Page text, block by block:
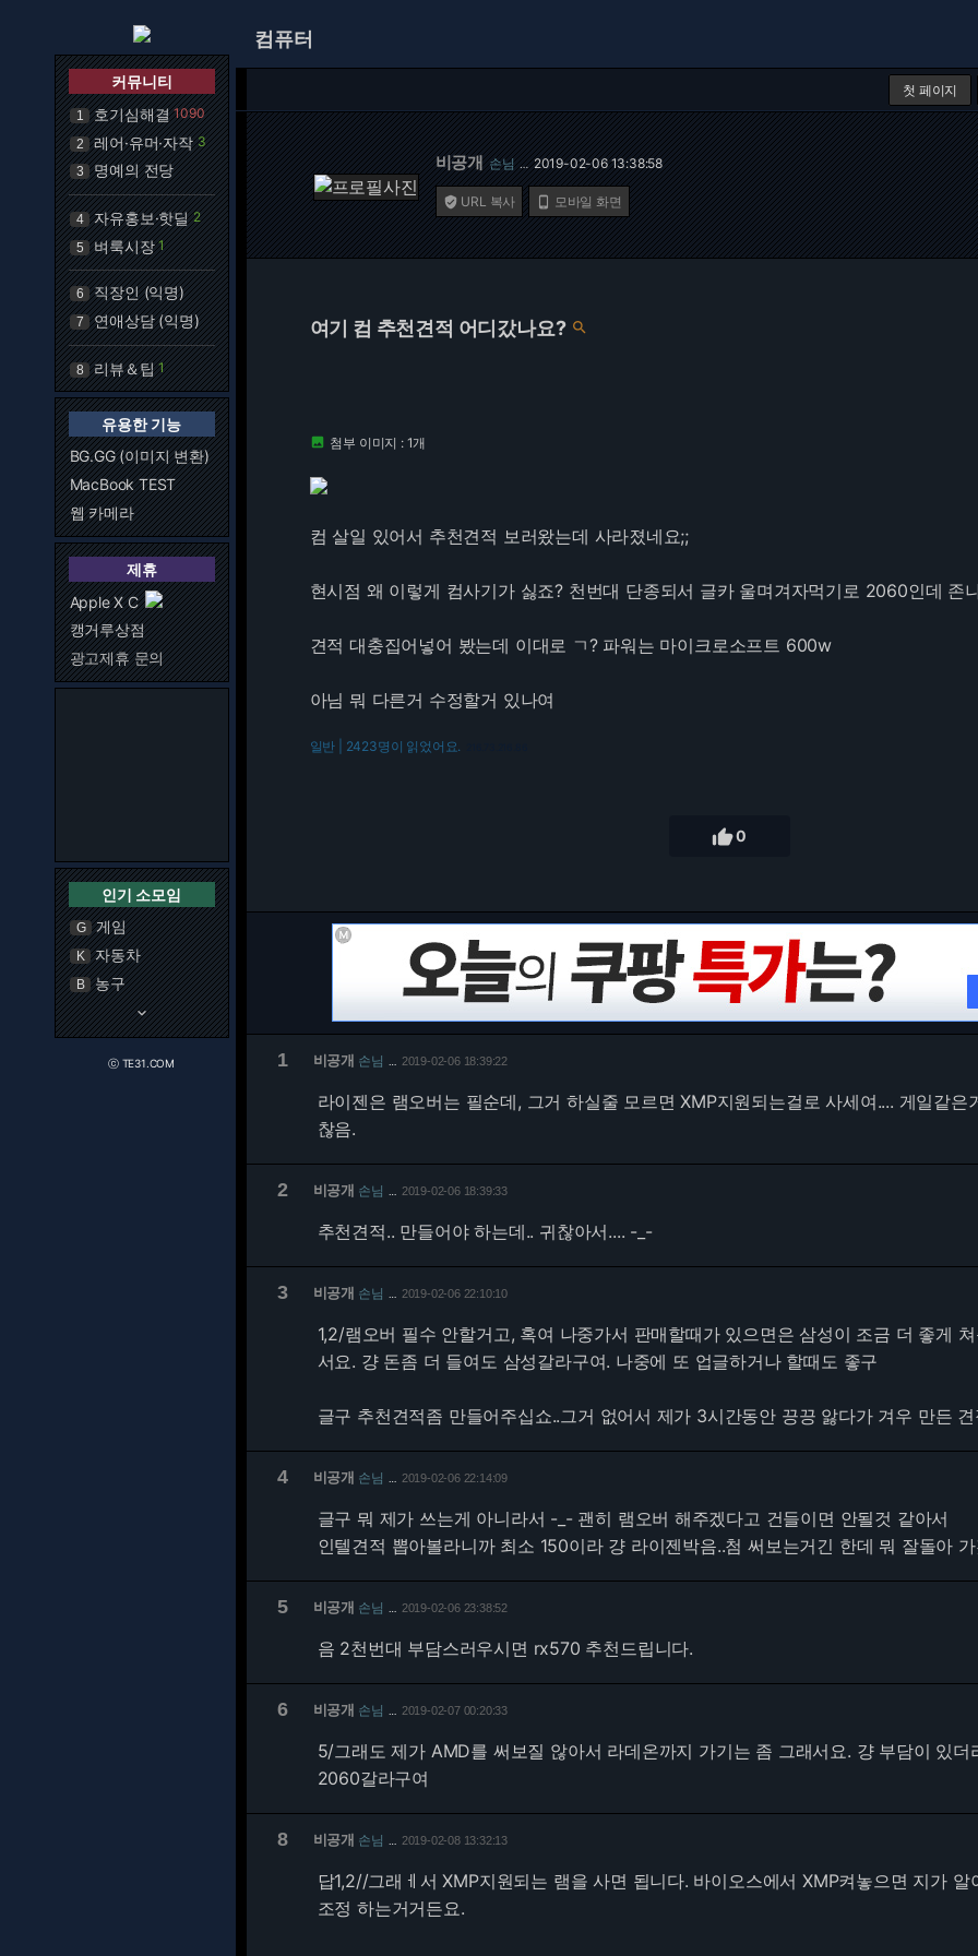
커뮤니티
1 호기심해결 1090
2 레어·유머·자작 3
3 명예의 전당
4 자유홍보·핫딜 2
5 벼룩시장 1
6 직장인 (익명)
7 연애상담 (익명)
8 리뷰＆팁 1
유용한 기능
BG.GG (이미지 변환)
MacBook TEST
웹 카메라
제휴
Apple X C
캥거루상점
광고제휴 문의
인기 소모임
G 게임
K 자동차
B 농구
keyboard_arrow_down
ⓒ TE31.COM
컴퓨터
첫 페이지
비공개 손님 … 2019-02-06 13:38:58
 URL 복사  모바일 화면
여기 컴 추천견적 어디갔나요? 
 첨부 이미지 : 1개
컴 살일 있어서 추천견적 보러왔는데 사라졌네요;;
현시점 왜 이렇게 컴사기가 싫죠? 천번대 단종되서 글카 울며겨자먹기로 2060인데 존
견적 대충집어넣어 봤는데 이대로 ㄱ? 파워는 마이크로소프트 600w
아님 뭐 다른거 수정할거 있나여
일반 | 2423명이 읽었어요.
0
1 비공개 손님 2019-02-06 18:39:22
라이젠은 램오버는 필순데, 그거 하실줄 모르면 XMP지원되는걸로 사세여.... 게일같은
찮음.
2 비공개 손님 2019-02-06 18:39:33
추천견적.. 만들어야 하는데.. 귀찮아서.... -_-
3 비공개 손님 2019-02-06 22:10:10
1,2/램오버 필수 안할거고, 혹여 나중가서 판매할때가 있으면은 삼성이 조금 더 좋게
서요. 걍 돈좀 더 들여도 삼성갈라구여. 나중에 또 업글하거나 할때도 좋구
글구 추천견적좀 만들어주십쇼..그거 없어서 제가 3시간동안 끙끙 앓다가 겨우 만든
4 비공개 손님 2019-02-06 22:14:09
글구 뭐 제가 쓰는게 아니라서 -_- 괜히 램오버 해주겠다고 건들이면 안될것 같아서
인텔견적 뽑아볼라니까 최소 150이라 걍 라이젠박음..첨 써보는거긴 한데 뭐 잘돌아
5 비공개 손님 2019-02-06 23:38:52
음 2천번대 부담스러우시면 rx570 추천드립니다.
6 비공개 손님 2019-02-07 00:20:33
5/그래도 제가 AMD를 써보질 않아서 라데온까지 가기는 좀 그래서요. 걍 부담이 있더
2060갈라구여
8 비공개 손님 2019-02-08 13:32:13
답1,2//그래ㅔ서 XMP지원되는 램을 사면 됩니다. 바이오스에서 XMP켜놓으면 지가 알
조정 하는거거든요.